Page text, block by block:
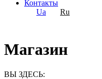
Контакты
Ua
Ru
Магазин
ВЫ ЗДЕСЬ: